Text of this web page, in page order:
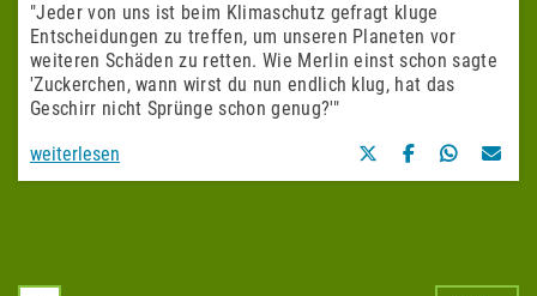
"Jeder von uns ist beim Klimaschutz gefragt kluge
Entscheidungen zu treffen, um unseren Planeten vor
weiteren Schäden zu retten. Wie Merlin einst schon sagte
'Zuckerchen, wann wirst du nun endlich klug, hat das
Geschirr nicht Sprünge schon genug?'"
weiterlesen